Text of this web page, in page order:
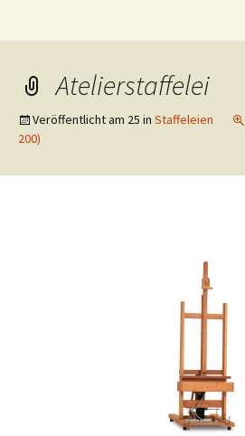
Atelierstaffelei
Veröffentlicht am 25 in Staffeleien
200)